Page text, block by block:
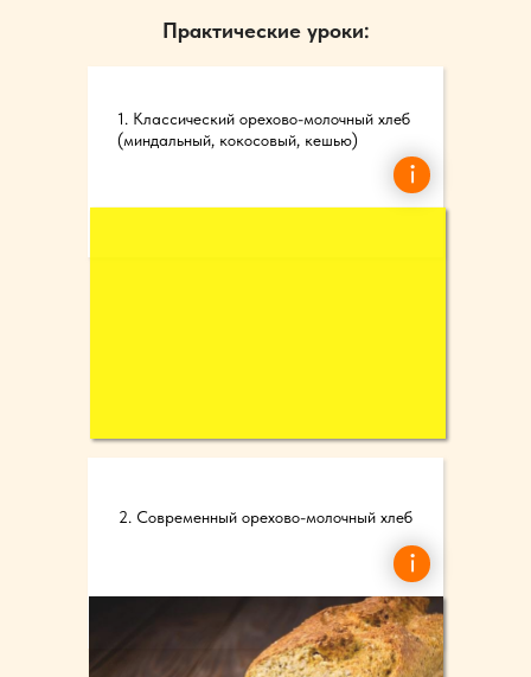
1. Классический орехово-молочный хлеб
(миндальный, кокосовый, кешью)
2. Современный орехово-молочный хлеб
Практические уроки: